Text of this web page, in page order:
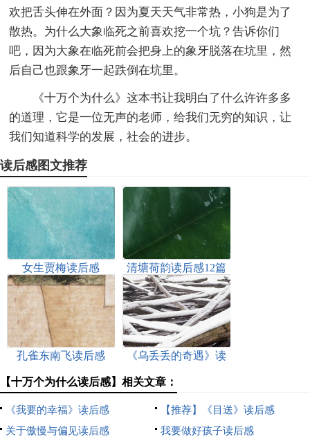
欢把舌头伸在外面？因为夏天天气非常热，小狗是为了
散热。为什么大象临死之前喜欢挖一个坑？告诉你们
吧，因为大象在临死前会把身上的象牙脱落在坑里，然
后自己也跟象牙一起跌倒在坑里。
《十万个为什么》这本书让我明白了什么许许多多
的道理，它是一位无声的老师，给我们无穷的知识，让
我们知道科学的发展，社会的进步。
读后感图文推荐
女生贾梅读后感 清塘荷韵读后感12篇
孔雀东南飞读后感
《乌丢丢的奇遇》读
【十万个为什么读后感】相关文章：
《我要的幸福》读后感
【推荐】《目送》读后感
关于傲慢与偏见读后感
我要做好孩子读后感